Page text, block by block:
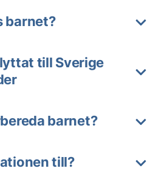
barnet?
till Sverige
barnet?
till?